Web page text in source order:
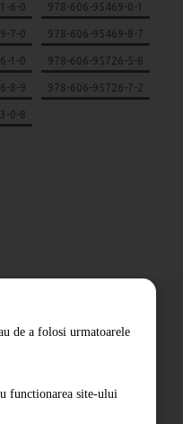
6-0 978-606-95469-0-1
7-0 978-606-95469-8-7
1-0 978-606-95726-5-8
8-9 978-606-95726-7-2
0-8
de a folosi urmatoarele
functionarea site-ului